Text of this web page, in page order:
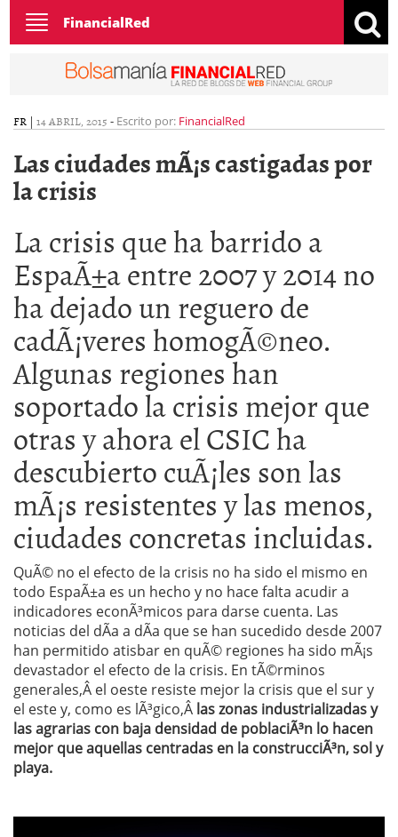
Toggle
navigation
FinancialRed
FR | 14 ABRIL, 2015 - Escrito por: FinancialRed
Las ciudades mÃ¡s castigadas por
la crisis
La crisis que ha barrido a
EspaÃ±a entre 2007 y 2014 no
ha dejado un reguero de
cadÃ¡veres homogÃ©neo.
Algunas regiones han
soportado la crisis mejor que
otras y ahora el CSIC ha
descubierto cuÃ¡les son las
mÃ¡s resistentes y las menos,
ciudades concretas incluidas.
QuÃ© no el efecto de la crisis no ha sido el mismo en
todo EspaÃ±a es un hecho y no hace falta acudir a
indicadores econÃ³micos para darse cuenta. Las
noticias del dÃ­a a dÃ­a que se han sucedido desde 2007
han permitido atisbar en quÃ© regiones ha sido mÃ¡s
devastador el efecto de la crisis. En tÃ©rminos
generales,Â el oeste resiste mejor la crisis que el sur y
el este y, como es lÃ³gico,Â las zonas industrializadas y
las agrarias con baja densidad de poblaciÃ³n lo hacen
mejor que aquellas centradas en la construcciÃ³n, sol y
playa.